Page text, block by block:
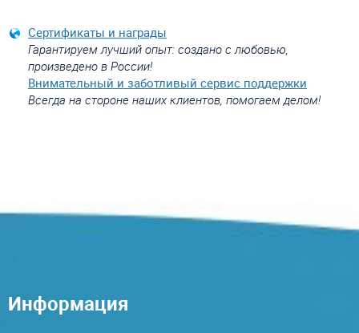
Сертификаты и награды
Гарантируем лучший опыт: создано с любовью,
произведено в России!
Внимательный и заботливый сервис поддержки
Всегда на стороне наших клиентов, помогаем делом!
Информация